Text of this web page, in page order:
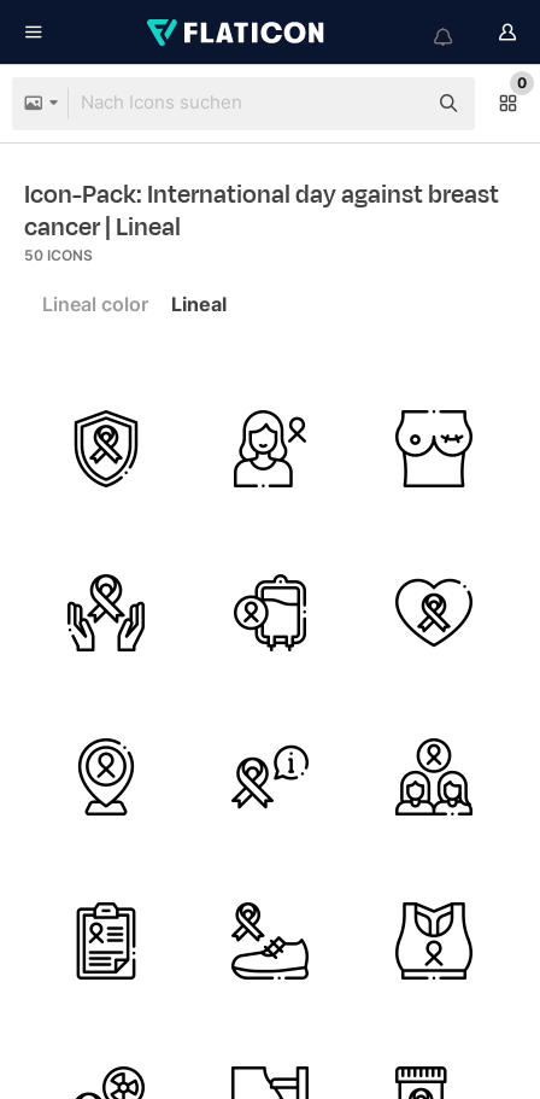
0
Icon-Pack: International day against breast
cancer| Lineal
50 ICONS
Lineal color Lineal